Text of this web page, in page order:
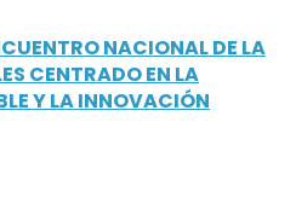
NACIONAL DE LA
CENTRADO EN LA
Y LA INNOVACIÓN